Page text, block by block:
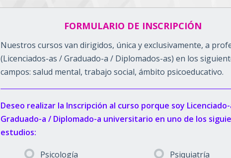
FORMULARIO DE INSCRIPCIÓN
Nuestros cursos van dirigidos, única y exclusivamente, a
(Licenciados-as / Graduado-a / Diplomados-as) en los
campos: salud mental, trabajo social, ámbito psicoeducativo.
Deseo realizar la Inscripción al curso porque soy
Graduado-a / Diplomado-a universitario en uno de los
estudios:
Psicología
Psiquiatría